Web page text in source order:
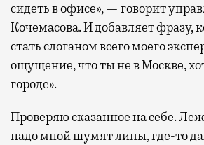
сидеть в офисе», — говорит
Кочемасова. И добавляет фразу,
стать слоганом всего моего
ощущение, что ты не в Москве,
городе».
Проверяю сказанное на себе.
надо мной шумят липы, где-то